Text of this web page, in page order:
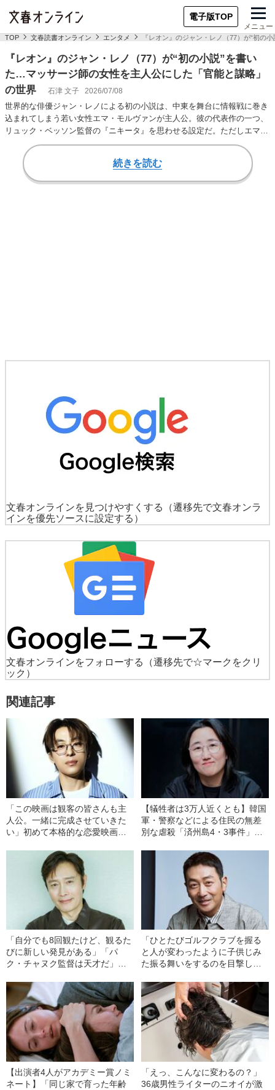
電子版TOP
メニュー
TOP 文春読書オンライン エンタメ 『レオン』のジャン・レノ（77）が“初の
『レオン』のジャン・レノ（77）が“初の小説”を書い
た…マッサージ師の女性を主人公にした「官能と謀略」
の世界
石津 文子 2026/07/08
世界的な俳優ジャン・レノによる初の小説は、中東を舞台に情報戦に巻き
込まれてしまう若い女性エマ・モルヴァンが主人公。彼の代表作の一つ、
リュック・ベッソン監督の『ニキータ』を思わせる設定だ。ただしエマは
暗殺や武器とは無…
続きを読む
文春オンラインを見つけやすくする
（遷移先で文春オンラ
インを優先ソースに設定する）
文春オンラインをフォローする
（遷移先で☆マークをクリ
ック）
関連記事
「この映画は観客の皆さんも主
人公。一緒に完成させていきた
い」初めて本格的な恋愛映画に
語った真意とは
【犠牲者は3万人近くとも】韓国
軍・警察などによる住民の無差
別な虐殺「済州島4・3事件」を
「国家の暴力と女性たち」
【『済州島四・三事件 ハラン』
監督インタビュー】
「自分でも8回観たけど、観るた
びに新しい発見がある」「パ
ク・チャヌク監督は天才だ」
『しあわせな選択』の不思議な
魅力とは【インタビュー】
「ひとたびゴルフクラブを握る
と人が変わったように子供じみ
た振る舞いをするのを目撃し
フの“魔力”
【出演者4人がアカデミー賞ノミ
ネート】「同じ家で育った年齢
「えっ、こんなに変わるの？」
36歳男性ライターのニオイが激